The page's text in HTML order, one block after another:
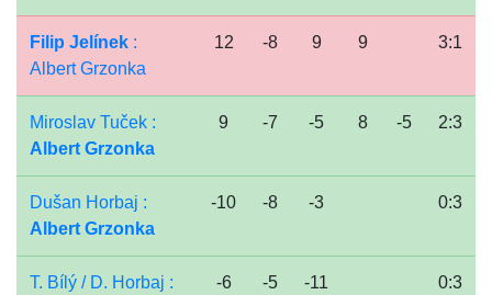
Filip Jelínek :
Albert Grzonka
12 -8 9 9 3:1
Miroslav Tuček :
Albert Grzonka
9 -7 -5 8 -5 2:3
Dušan Horbaj :
Albert Grzonka
-10 -8 -3 0:3
T. Bílý / D. Horbaj :
-6 -5 -11 0:3